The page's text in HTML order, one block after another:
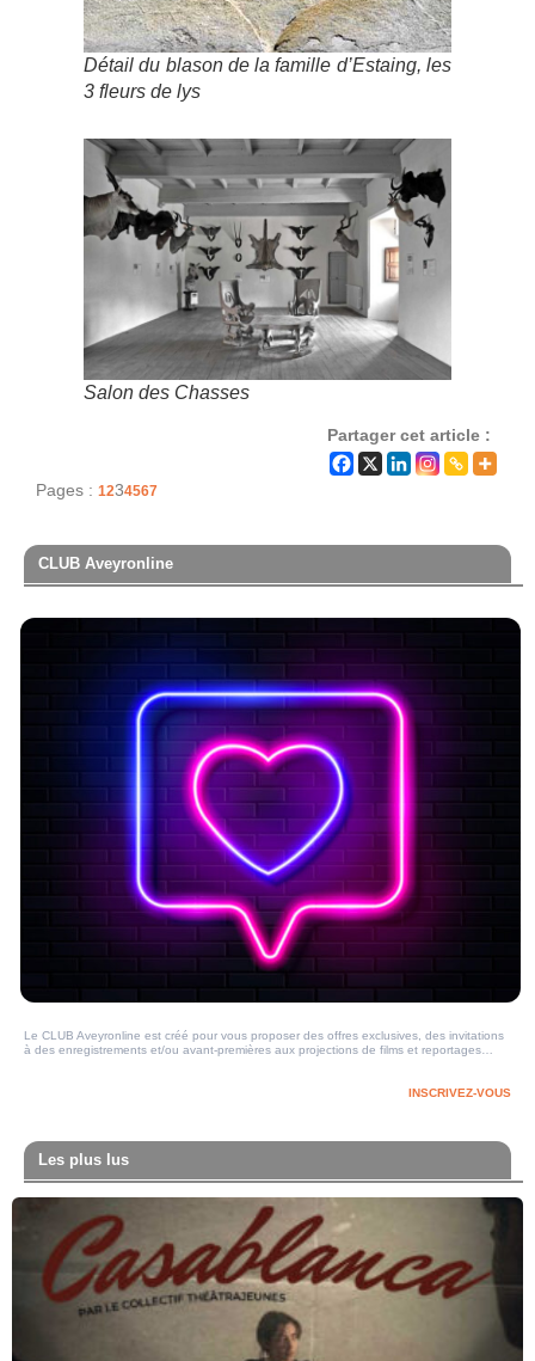
Détail du blason de la famille d’Estaing, les
3 fleurs de lys
Salon des Chasses
Partager cet article :
Pages : 1234567
CLUB Aveyronline
Le CLUB Aveyronline est créé pour vous proposer des offres exclusives, des invitations
à des enregistrements et/ou avant-premières aux projections de films et reportages…
INSCRIVEZ-VOUS
Les plus lus